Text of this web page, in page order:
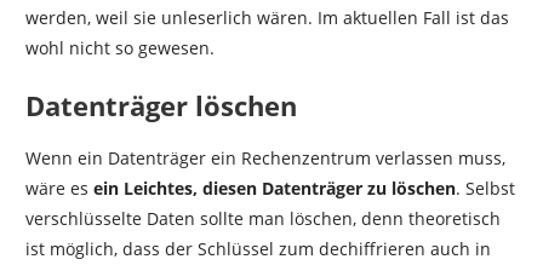
werden, weil sie unleserlich wären. Im aktuellen Fall ist das
wohl nicht so gewesen.
Datenträger löschen
Wenn ein Datenträger ein Rechenzentrum verlassen muss,
wäre es ein Leichtes, diesen Datenträger zu löschen. Selbst
verschlüsselte Daten sollte man löschen, denn theoretisch
ist möglich, dass der Schlüssel zum dechiffrieren auch in